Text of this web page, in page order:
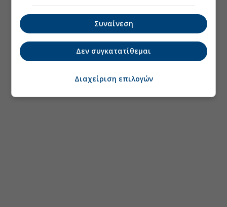
Συναίνεση
Δεν συγκατατίθεμαι
Διαχείριση επιλογών